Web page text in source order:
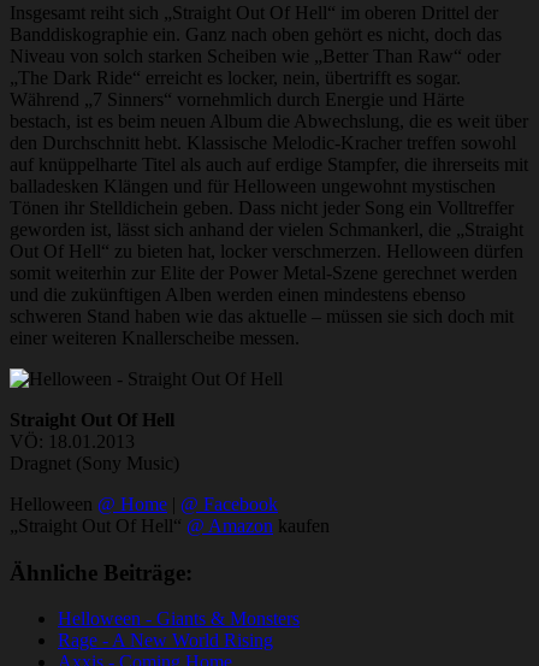
Insgesamt reiht sich „Straight Out Of Hell“ im oberen Drittel der
Banddiskographie ein. Ganz nach oben gehört es nicht, doch das
Niveau von solch starken Scheiben wie „Better Than Raw“ oder
„The Dark Ride“ erreicht es locker, nein, übertrifft es sogar.
Während „7 Sinners“ vornehmlich durch Energie und Härte
bestach, ist es beim neuen Album die Abwechslung, die es weit über
den Durchschnitt hebt. Klassische Melodic-Kracher treffen sowohl
auf knüppelharte Titel als auch auf erdige Stampfer, die ihrerseits mit
balladesken Klängen und für Helloween ungewohnt mystischen
Tönen ihr Stelldichein geben. Dass nicht jeder Song ein Volltreffer
geworden ist, lässt sich anhand der vielen Schmankerl, die „Straight
Out Of Hell“ zu bieten hat, locker verschmerzen. Helloween dürfen
somit weiterhin zur Elite der Power Metal-Szene gerechnet werden
und die zukünftigen Alben werden einen mindestens ebenso
schweren Stand haben wie das aktuelle – müssen sie sich doch mit
einer weiteren Knallerscheibe messen.
Straight Out Of Hell
VÖ: 18.01.2013
Dragnet (Sony Music)
Helloween @ Home | @ Facebook
„Straight Out Of Hell“ @ Amazon kaufen
Ähnliche Beiträge:
Helloween - Giants & Monsters
Rage - A New World Rising